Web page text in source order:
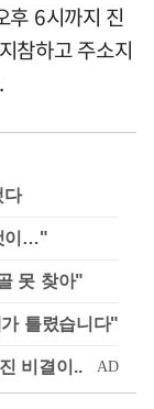
후 6시까지 진
참하고 주소지
다
이…"
못 찾아"
틀렸습니다"